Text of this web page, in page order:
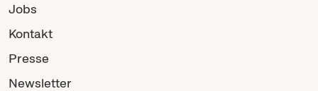
Jobs
Kontakt
Presse
Newsletter